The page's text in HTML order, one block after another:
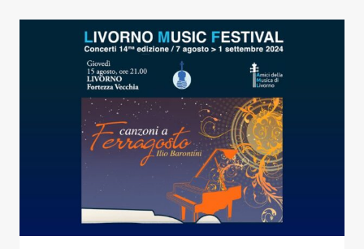
SUMMER
ACADEMY
–
ISCRIZIONI
APERTE
ALLE
MASTER
CLASSES